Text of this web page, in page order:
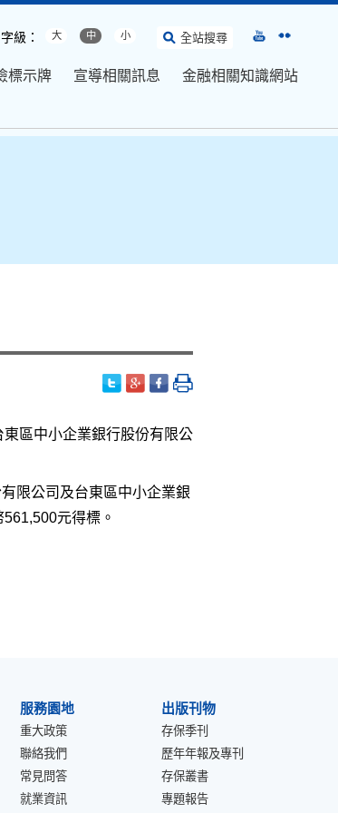
字級： 大 中 小 全站搜尋
標示牌 宣導相關訊息 金融相關知識網站
區中小企業銀行股份有限公
限公司及台東區中小企業銀
元得標。
服務園地
重大政策
聯絡我們
常見問答
就業資訊
出版刊物
存保季刊
歷年年報及專刊
存保叢書
專題報告